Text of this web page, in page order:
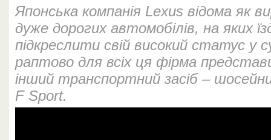
Японська компанія Lexus відома як
дуже дорогих автомобілів, на яких
підкреслити свій високий статус у
раптово для всіх ця фірма
інший транспортний засіб –
F Sport.